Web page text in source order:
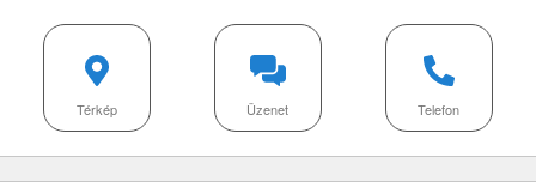
Telefon
Üzenet
Térkép